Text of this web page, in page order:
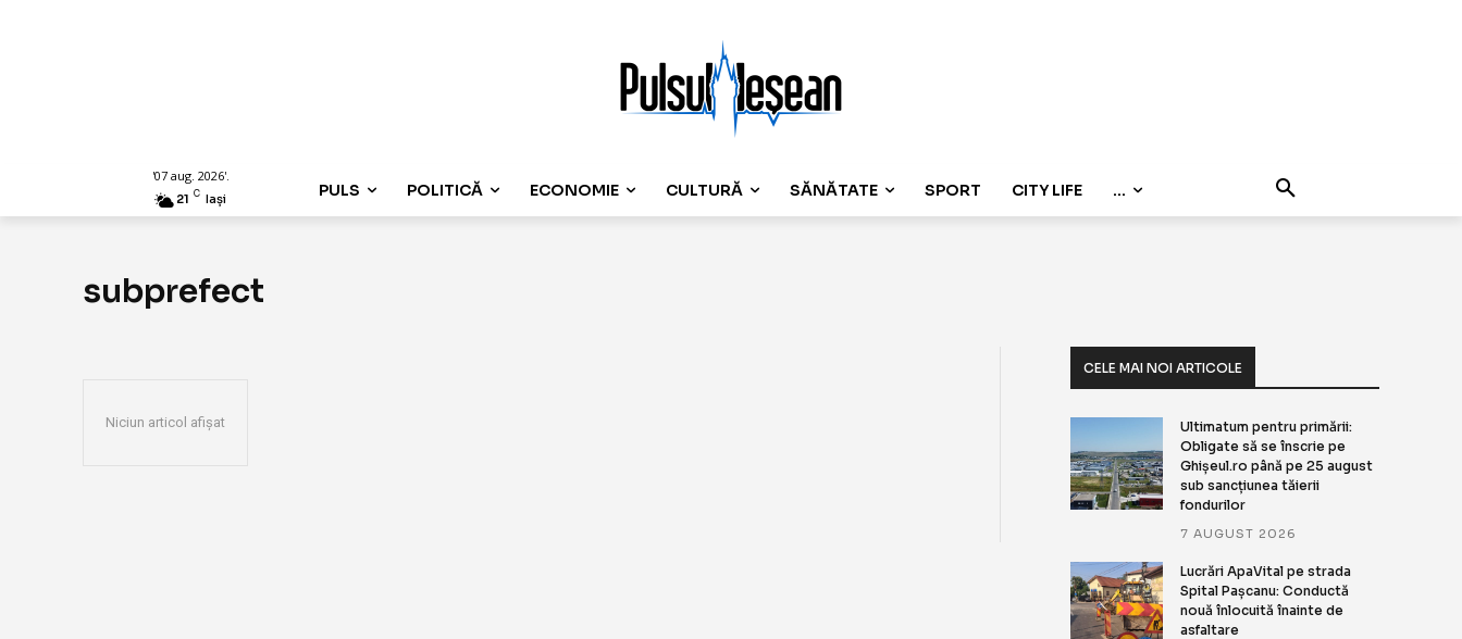
'07 aug. 2026'.
21 C Iași PULS POLITICĂ ECONOMIE CULTURĂ SĂNĂTATE SPORT CITY LIFE ...
subprefect
Niciun articol afișat
CELE MAI NOI ARTICOLE
Ultimatum pentru primării:
Obligate să se înscrie pe
Ghișeul.ro până pe 25 august
sub sancțiunea tăierii
fondurilor
7 AUGUST 2026
Lucrări ApaVital pe strada
Spital Pașcanu: Conductă
nouă înlocuită înainte de
asfaltare